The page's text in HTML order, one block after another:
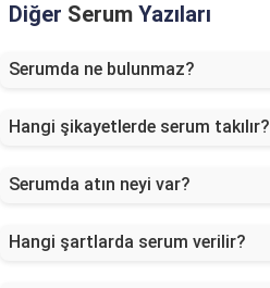
Diğer Serum Yazıları
Serumda ne bulunmaz?
Hangi şikayetlerde serum takılır?
Serumda atın neyi var?
Hangi şartlarda serum verilir?